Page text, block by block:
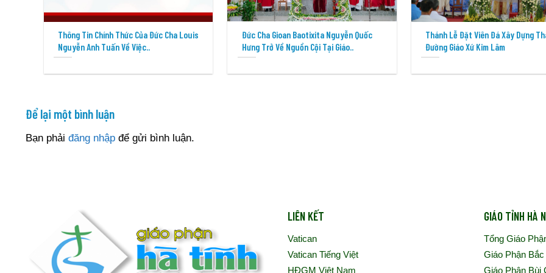
Thông Tin Chính Thức Của Đức Cha Louis
Nguyễn Anh Tuấn Về Việc..
Đức Cha Gioan Baotixita Nguyễn Quốc
Hưng Trở Về Nguồn Cội Tại Giáo..
Thánh Lễ Đặt Viên Đá Xây Dựng
Đường Giáo Xứ Kim Lâm
Để lại một bình luận
Bạn phải đăng nhập để gửi bình luận.
LIÊN KẾT
Vatican
Vatican Tiếng Việt
HĐGM Việt Nam
GIÁO TỈNH HÀ
Tổng Giáo
Giáo Phận
Giáo Phận Bùi